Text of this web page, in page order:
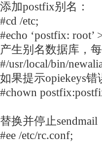
添加postfix别名：
#cd /etc;
#echo ‘postfix: root’
产生别名数据库，
#/usr/local/bin/
如果提示opiekeys错
#chown
替换并停止sendmail
#ee /etc/rc.conf;